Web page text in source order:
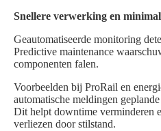
Snellere verwerking en
Geautomatiseerde monitoring
Predictive maintenance
componenten falen.
Voorbeelden bij ProRail en
automatische meldingen
Dit helpt downtime verminderen
verliezen door stilstand.